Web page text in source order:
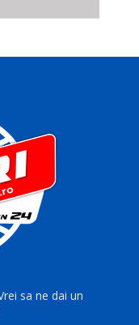
sa ne dai un